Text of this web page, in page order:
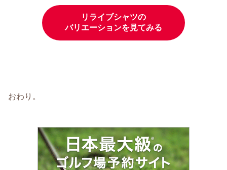
リライブシャツの
バリエーションを見てみる
おわり。